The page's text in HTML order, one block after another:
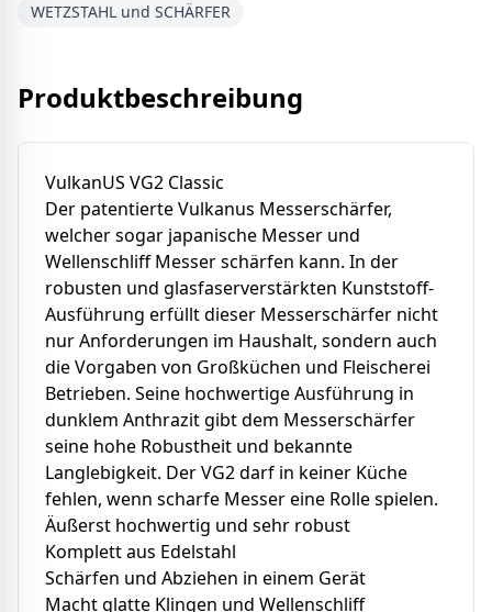
WETZSTAHL und SCHÄRFER
Produktbeschreibung
VulkanUS VG2 Classic
Der patentierte Vulkanus Messerschärfer,
welcher sogar japanische Messer und
Wellenschliff Messer schärfen kann. In der
robusten und glasfaserverstärkten Kunststoff-
Ausführung erfüllt dieser Messerschärfer nicht
nur Anforderungen im Haushalt, sondern auch
die Vorgaben von Großküchen und Fleischerei
Betrieben. Seine hochwertige Ausführung in
dunklem Anthrazit gibt dem Messerschärfer
seine hohe Robustheit und bekannte
Langlebigkeit. Der VG2 darf in keiner Küche
fehlen, wenn scharfe Messer eine Rolle spielen.
Äußerst hochwertig und sehr robust
Komplett aus Edelstahl
Schärfen und Abziehen in einem Gerät
Macht glatte Klingen und Wellenschliff